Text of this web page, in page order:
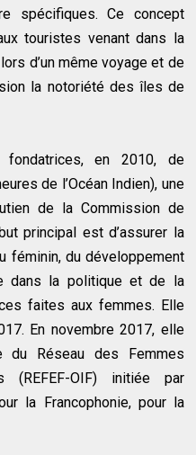
spécifiques. Ce concept
touristes venant dans la
d’un même voyage et de
la notoriété des îles de
en 2010, de
de l’Océan Indien), une
de la Commission de
principal est d’assurer la
féminin, du développement
dans la politique et de la
faites aux femmes. Elle
En novembre 2017, elle
du Réseau des Femmes
(REFEF-OIF) initiée par
la Francophonie, pour la